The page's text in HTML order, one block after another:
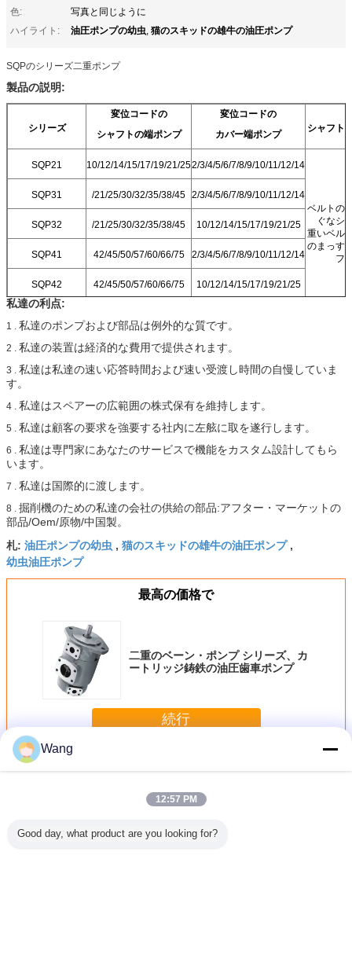
色:
写真と同じように
ハイライト:
油圧ポンプの幼虫, 猫のスキッドの雄牛の油圧ポンプ
SQPのシリーズ二重ポンプ
製品の説明:
シリーズ
変位コードの
シャフトの端ポンプ
変位コードの
カバー端ポンプ
シャフト
SQP21 10/12/14/15/17/19/21/252/3/4/5/6/7/8/9/10/11/12/14
ベルトの
ぐなシ
重いベル
のまっす
フ
SQP31 /21/25/30/32/35/38/45 2/3/4/5/6/7/8/9/10/11/12/14
SQP32 /21/25/30/32/35/38/45 10/12/14/15/17/19/21/25
SQP41 42/45/50/57/60/66/75 2/3/4/5/6/7/8/9/10/11/12/14
SQP42 42/45/50/57/60/66/75 10/12/14/15/17/19/21/25
SQP43
私達の利点:
1 . 私達のポンプおよび部品は例外的な質です。
2 . 私達の装置は経済的な費用で提供されます。
3 . 私達は私達の速い応答時間および速い受渡し時間の自慢していま
す。
4 . 私達はスペアーの広範囲の株式保有を維持します。
5 . 私達は顧客の要求を強要する社内に左舷に取を遂行します。
6 . 私達は専門家にあなたのサービスで機能をカスタム設計してもら
います。
7 . 私達は国際的に渡します。
8 . 掘削機のための私達の会社の供給の部品:アフター・マーケットの
部品/Oem/原物/中国製。
札: 油圧ポンプの幼虫 , 猫のスキッドの雄牛の油圧ポンプ,
幼虫油圧ポンプ
最高の価格で
二重のベーン・ポンプ シリーズ、カ
ートリッジ鋳鉄の油圧歯車ポンプ
続行
多くのベーン・ポンプ
Wang
12:57 PM
Good day, what product are you looking for?